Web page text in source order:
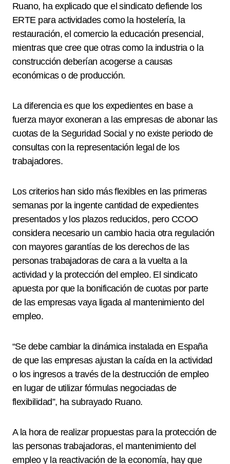
Ruano, ha explicado que el sindicato defiende los
ERTE para actividades como la hostelería, la
restauración, el comercio la educación presencial,
mientras que cree que otras como la industria o la
construcción deberían acogerse a causas
económicas o de producción.
La diferencia es que los expedientes en base a
fuerza mayor exoneran a las empresas de abonar las
cuotas de la Seguridad Social y no existe periodo de
consultas con la representación legal de los
trabajadores.
Los criterios han sido más flexibles en las primeras
semanas por la ingente cantidad de expedientes
presentados y los plazos reducidos, pero CCOO
considera necesario un cambio hacia otra regulación
con mayores garantías de los derechos de las
personas trabajadoras de cara a la vuelta a la
actividad y la protección del empleo. El sindicato
apuesta por que la bonificación de cuotas por parte
de las empresas vaya ligada al mantenimiento del
empleo.
“Se debe cambiar la dinámica instalada en España
de que las empresas ajustan la caída en la actividad
o los ingresos a través de la destrucción de empleo
en lugar de utilizar fórmulas negociadas de
flexibilidad”, ha subrayado Ruano.
A la hora de realizar propuestas para la protección de
las personas trabajadoras, el mantenimiento del
empleo y la reactivación de la economía, hay que